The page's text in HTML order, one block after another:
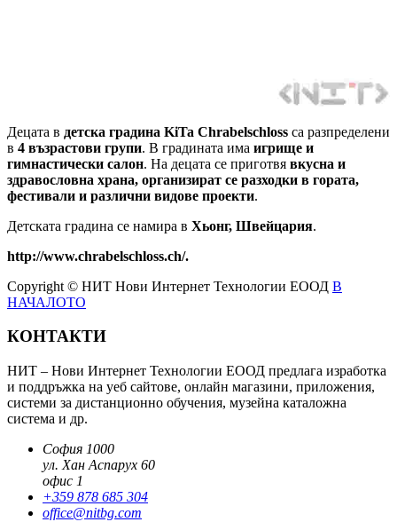
Децата в детска градина KiTa Chrabelschloss са разпределени
в 4 възрастови групи. В градината има игрище и
гимнастически салон. На децата се приготвя вкусна и
здравословна храна, организират се разходки в гората,
фестивали и различни видове проекти.
Детската градина се намира в Хьонг, Швейцария.
http://www.chrabelschloss.ch/.
Copyright © НИТ Нови Интернет Технологии ЕООД В
НАЧАЛОТО
КОНТАКТИ
НИТ – Нови Интернет Технологии ЕООД предлага изработка
и поддръжка на уеб сайтове, онлайн магазини, приложения,
системи за дистанционно обучения, музейна каталожна
система и др.
София 1000
ул. Хан Аспарух 60
офис 1
+359 878 685 304
office@nitbg.com